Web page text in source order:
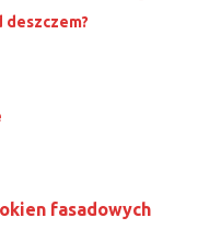
deszczem?
fasadowych